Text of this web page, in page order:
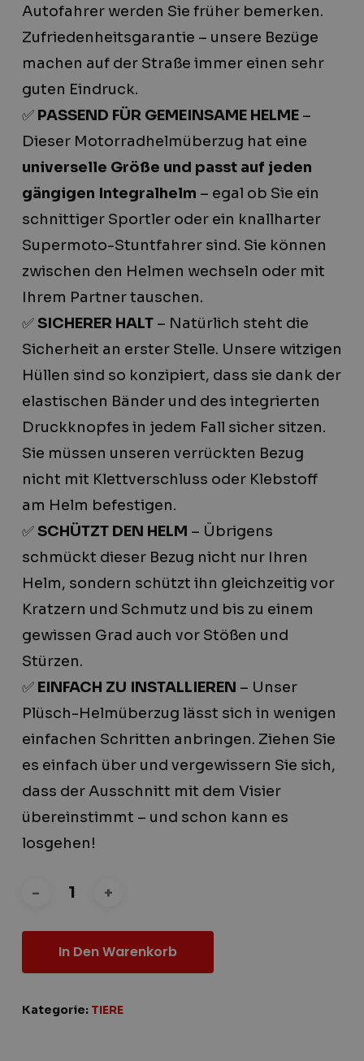
Autofahrer werden Sie früher bemerken.
Zufriedenheitsgarantie – unsere Bezüge
machen auf der Straße immer einen sehr
guten Eindruck.
✅ PASSEND FÜR GEMEINSAME HELME–
Dieser Motorradhelmüberzug hat eine
universelle Größe und passt auf jeden
gängigen Integralhelm – egal ob Sie ein
schnittiger Sportler oder ein knallharter
Supermoto-Stuntfahrer sind. Sie können
zwischen den Helmen wechseln oder mit
Ihrem Partner tauschen.
✅SICHERER HALT– Natürlich steht die
Sicherheit an erster Stelle. Unsere witzigen
Hüllen sind so konzipiert, dass sie dank der
elastischen Bänder und des integrierten
Druckknopfes in jedem Fall sicher sitzen.
Sie müssen unseren verrückten Bezug
nicht mit Klettverschluss oder Klebstoff
am Helm befestigen.
✅SCHÜTZT DEN HELM – Übrigens
schmückt dieser Bezug nicht nur Ihren
Helm, sondern schützt ihn gleichzeitig vor
Kratzern und Schmutz und bis zu einem
gewissen Grad auch vor Stößen und
Stürzen.
✅ EINFACH ZU INSTALLIEREN – Unser
Plüsch-Helmüberzug lässt sich in wenigen
einfachen Schritten anbringen. Ziehen Sie
es einfach über und vergewissern Sie sich,
dass der Ausschnitt mit dem Visier
übereinstimmt – und schon kann es
losgehen!
In Den Warenkorb
Kategorie: TIERE